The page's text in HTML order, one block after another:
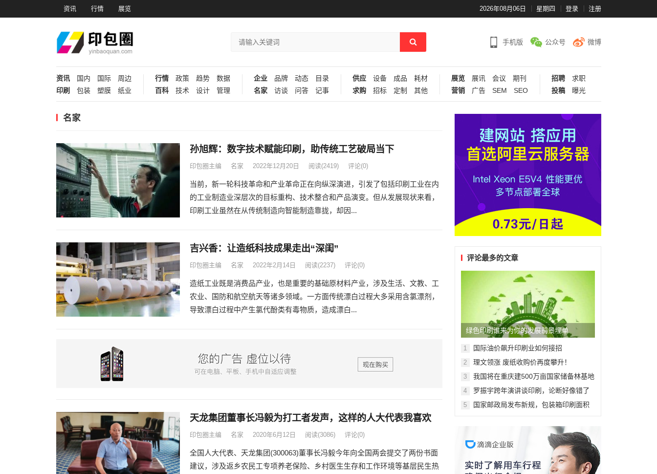
资讯 行情 展览 2026年08月06日 星期四 登录 注册
手机版 公众号 微博
资讯 国内 国际
周边
印刷
包装 塑膜 纸业
行情 政策 趋势
数据
百科
技术 设计 管理
企业 品牌 动态
目录
名家
访谈 问答 记事
供应 设备 成品
耗材
求购
招标 定制 其他
展览 展讯 会议
期刊
营销
广告 SEM SEO
招聘
求职
投稿
曝光
名家
孙旭辉：数字技术赋能印刷，助传统工艺破局当下
印包圈主编 名家 2022年12月20日 阅读(2419) 评论(0)
当前，新一轮科技革命和产业革命正在向纵深演进，引发了包括印刷工业在内
的工业制造业深层次的目标重构、技术整合和产品演变。但从发展现状来看，
印刷工业虽然在从传统制造向智能制造靠拢，却因...
吉兴香：让造纸科技成果走出“深闺”
印包圈主编 名家 2022年2月14日 阅读(2237) 评论(0)
造纸工业既是消费品产业，也是重要的基础原材料产业，涉及生活、文教、工
农业、国防和航空航天等诸多领域。一方面传统漂白过程大多采用含氯漂剂，
导致漂白过程中产生氯代酚类有毒物质，造成漂白...
天龙集团董事长冯毅为打工者发声，这样的人大代表我喜欢
印包圈主编 名家 2020年6月12日 阅读(3086) 评论(0)
全国人大代表、天龙集团(300063)董事长冯毅今年向全国两会提交了两份书面
建议，涉及返乡农民工专项养老保险、乡村医生生存和工作环境等基层民生热
评论最多的文章
绿色印刷谁来为你的发展前景埋单
1 国际油价飙升印刷业如何接招
2 理文领涨 废纸收购价再度攀升！
3 我国将在重庆建500万亩国家储备林基地
4 罗振宇跨年演讲谈印刷，论断好像错了
5
国家邮政局发布新规，包装箱印刷面积